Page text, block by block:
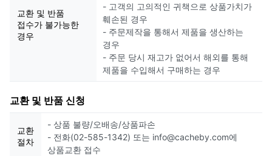
교환 및 반품
접수가 불가능한
경우
- 고객의 고의적인 귀책으로 상품가치가
훼손된 경우
- 주문제작을 통해서 제품을 생산하는
경우
- 주문 당시 재고가 없어서 해외를 통해
제품을 수입해서 구매하는 경우
교환 및 반품 신청
교환
절차
- 상품 불량/오배송/상품파손
- 전화(02-585-1342) 또는 info@cacheby.com에
상품교환 접수